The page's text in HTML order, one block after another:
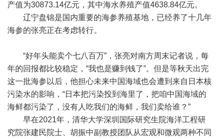
产值为30873.14亿元，其中海水养殖产值4638.84亿元。
辽宁盘锦是国内重要的海参养殖基地，已经养了十几年
海参的张亮正在考虑转行。
“好年头能卖个七八百万”，张亮对南方周末记者说，每
年的回报都比较稳定，“我也是赚到钱了”。但是等秋天出完
这一批海参以后，他担心未来中国海域也会遭到来自日本核
污染水的影响，“日本把污染投到海里了，把咱中国海域的
海鲜都污染了，没有人吃我们的海鲜，我们卖给谁？”
早在2021年，清华大学深圳国际研究生院海洋工程研
究院张建民院士、胡振中副教授团队从宏观和微观两种不同